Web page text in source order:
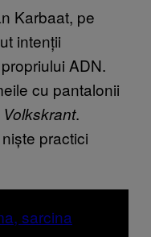
Karbaat, pe
intenții
ADN.
cu pantalonii
.
practici